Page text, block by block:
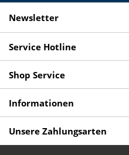
Newsletter
Service Hotline
Shop Service
Informationen
Unsere Zahlungsarten